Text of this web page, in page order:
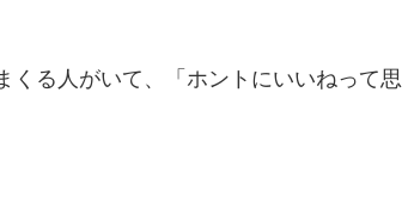
くる人がいて、「ホントにいいねって思